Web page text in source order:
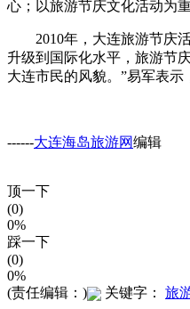
心；以旅游节庆文化活动为
2010年，大连旅游节庆活
升级到国际化水平，旅游节
大连市民的风貌。”易军表
------大连海岛旅游网编辑
顶一下
(0)
0%
踩一下
(0)
0%
(责任编辑：)
关键字： 旅